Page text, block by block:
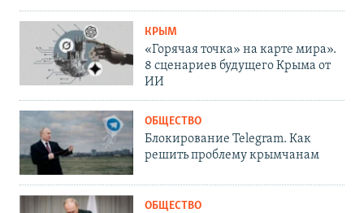
КРЫМ
«Горячая точка» на карте мира».
8 сценариев будущего Крыма от
ИИ
ОБЩЕСТВО
Блокирование Telegram. Как
решить проблему крымчанам
ОБЩЕСТВО